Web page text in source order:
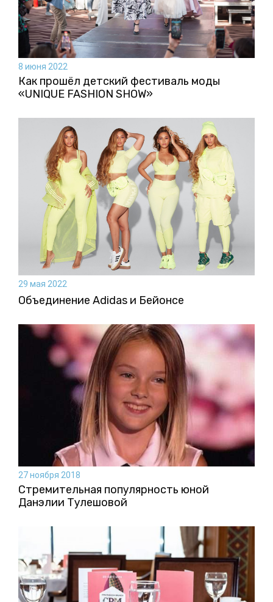
8 июня 2022
Как прошёл детский фестиваль моды
«UNIQUE FASHION SHOW»
29 мая 2022
Объединение Adidas и Бейонсе
27 ноября 2018
Стремительная популярность юной
Данэлии Тулешовой